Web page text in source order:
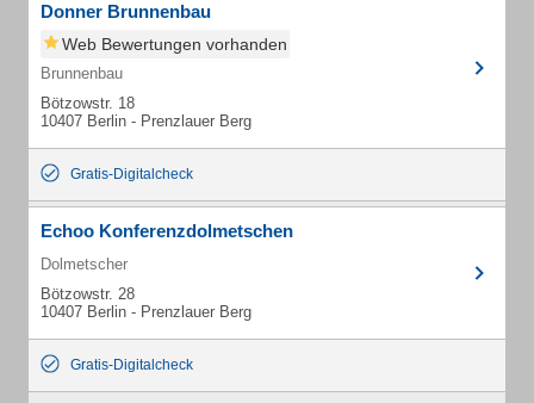
Donner Brunnenbau
Web Bewertungen vorhanden
Brunnenbau
Bötzowstr. 18
10407 Berlin - Prenzlauer Berg
Gratis-Digitalcheck
Echoo Konferenzdolmetschen
Dolmetscher
Bötzowstr. 28
10407 Berlin - Prenzlauer Berg
Gratis-Digitalcheck